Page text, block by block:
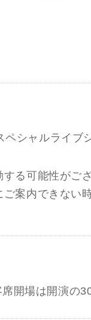
シャルライブ
する可能性がご
案内できない
開場は開演の